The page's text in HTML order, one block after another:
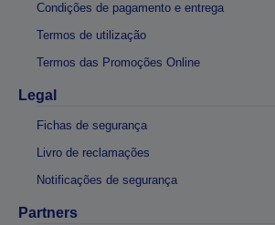
Condições de pagamento e entrega
Termos de utilização
Termos das Promoções Online
Legal
Fichas de segurança
Livro de reclamações
Notificações de segurança
Partners